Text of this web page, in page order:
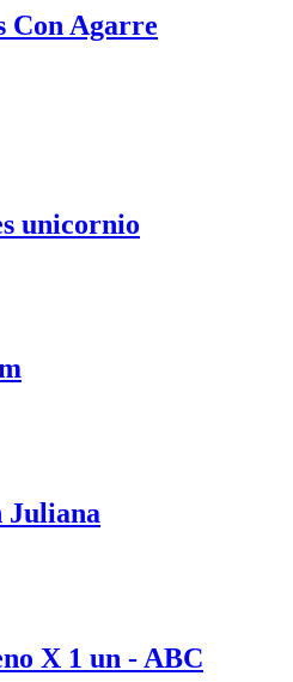
Con Agarre
unicornio
Juliana
X 1 un - ABC